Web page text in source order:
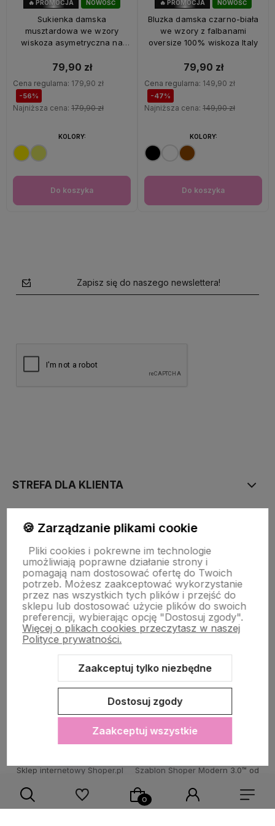
NOWOŚĆ
🔥 PROMOCJA
Sukienka damska
musztardowa we wzory
wiskoza asymetryczna na
79,90 zł
Cena regularna: 179,90 zł
-56%
Najniższa cena: 179,90 zł
Do koszyka
KOLORY:
NOWOŚĆ
🔥 PROMOCJA
Bluzka damska czarno-biała
we wzory z falbanami
oversize 100% wiskoza Italy
79,90 zł
Cena regularna: 149,90 zł
-47%
Najniższa cena: 149,90 zł
Do koszyka
KOLORY:
Zapisz się do naszego newslettera!
STREFA DLA KLIENTA
PŁATNOŚĆ I DOSTAWA
STRONY INFORMACYJNE
POMOC DLA KLIENTA
Sklep internetowy Shoper.pl Szablon Shoper Modern 3.0™ od
🍪 Zarządzanie plikami cookie
Pliki cookies i pokrewne im technologie
umożliwiają poprawne działanie strony i
pomagają nam dostosować ofertę do Twoich
potrzeb. Możesz zaakceptować wykorzystanie
przez nas wszystkich tych plików i przejść do
sklepu lub dostosować użycie plików do swoich
preferencji, wybierając opcję "Dostosuj zgody".
Więcej o plikach cookies przeczytasz w naszej
Polityce prywatności.
Zaakceptuj tylko niezbędne
Dostosuj zgody
Zaakceptuj wszystkie